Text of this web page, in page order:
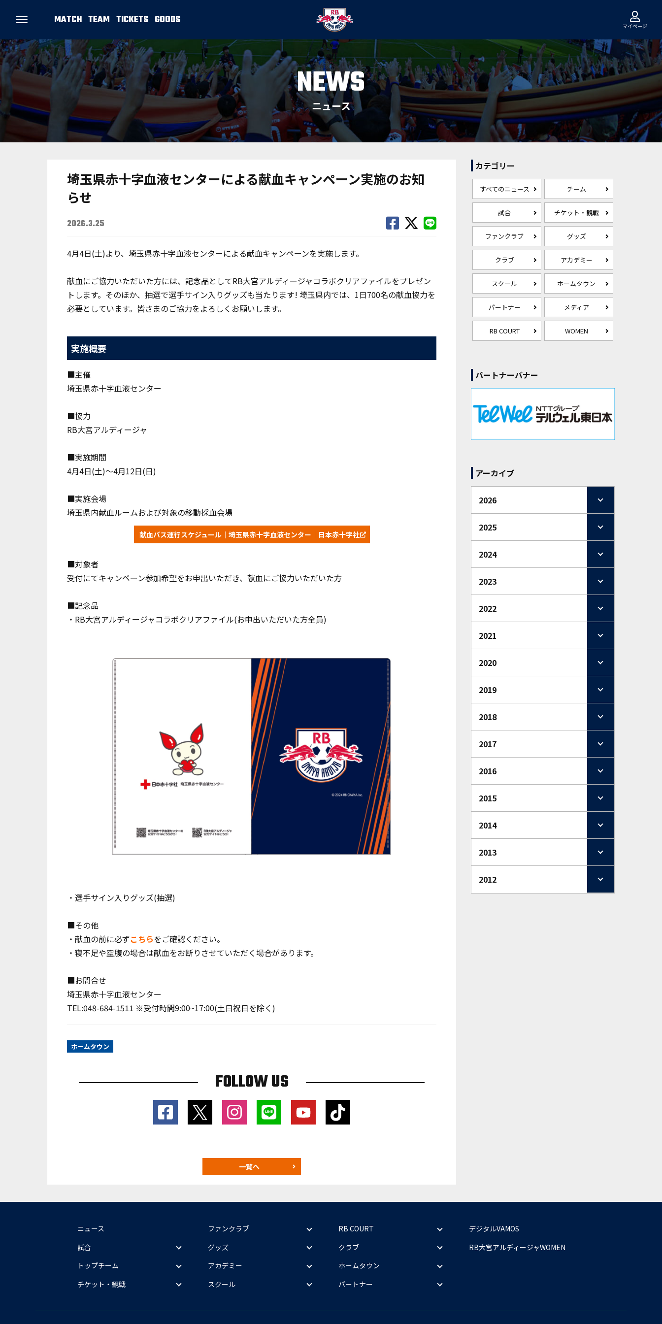
MATCH TEAM TICKETS GOODS マイページ
NEWS
ニュース
埼玉県赤十字血液センターによる献血キャンペーン実施のお知
らせ
2026.3.25
4月4日(土)より、埼玉県赤十字血液センターによる献血キャンペーンを実施します。
献血にご協力いただいた方には、記念品としてRB大宮アルディージャコラボクリアファイルをプレゼン
トします。そのほか、抽選で選手サイン入りグッズも当たります! 埼玉県内では、1日700名の献血協力を
必要としています。皆さまのご協力をよろしくお願いします。
実施概要
■主催
埼玉県赤十字血液センター
■協力
RB大宮アルディージャ
■実施期間
4月4日(土)〜4月12日(日)
■実施会場
埼玉県内献血ルームおよび対象の移動採血会場
献血バス運行スケジュール｜埼玉県赤十字血液センター｜日本赤十字社
■対象者
受付にてキャンペーン参加希望をお申出いただき、献血にご協力いただいた方
■記念品
・RB大宮アルディージャコラボクリアファイル(お申出いただいた方全員)
・選手サイン入りグッズ(抽選)
■その他
・献血の前に必ずこちらをご確認ください。
・寝不足や空腹の場合は献血をお断りさせていただく場合があります。
■お問合せ
埼玉県赤十字血液センター
TEL:048-684-1511 ※受付時間9:00~17:00(土日祝日を除く)
ホームタウン
FOLLOW US
一覧へ
カテゴリー
すべてのニュース チーム
試合 チケット・観戦
ファンクラブ グッズ
クラブ アカデミー
スクール ホームタウン
パートナー メディア
RB COURT WOMEN
パートナーバナー
アーカイブ
2026
2025
2024
2023
2022
2021
2020
2019
2018
2017
2016
2015
2014
2013
2012
ニュース
試合
トップチーム
チケット・観戦
ファンクラブ
グッズ
アカデミー
スクール
RB COURT
クラブ
ホームタウン
パートナー
デジタルVAMOS
RB大宮アルディージャWOMEN